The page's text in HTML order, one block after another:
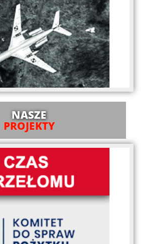
NASZE
PROJEKTY